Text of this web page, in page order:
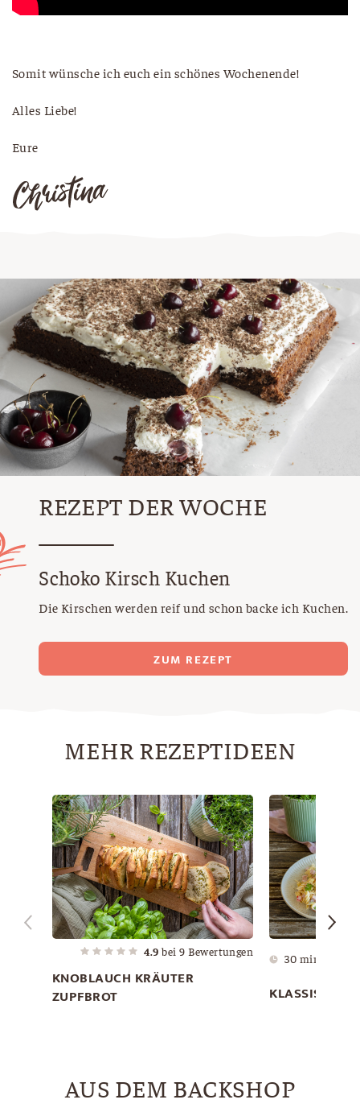
Somit wünsche ich euch ein schönes Wochenende!
Alles Liebe!
Eure
REZEPT DER WOCHE
Schoko Kirsch Kuchen
Die Kirschen werden reif und schon backe ich Kuchen.
ZUM REZEPT
MEHR REZEPTIDEEN
4.9 bei9 Bewertungen
KNOBLAUCH KRÄUTER
ZUPFBROT
30 min
AUS DEM BACKSHOP